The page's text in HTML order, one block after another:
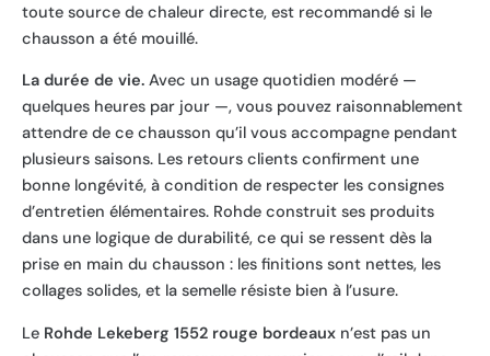
toute source de chaleur directe, est recommandé si le
chausson a été mouillé.
La durée de vie. Avec un usage quotidien modéré —
quelques heures par jour —, vous pouvez raisonnablement
attendre de ce chausson qu’il vous accompagne pendant
plusieurs saisons. Les retours clients confirment une
bonne longévité, à condition de respecter les consignes
d’entretien élémentaires. Rohde construit ses produits
dans une logique de durabilité, ce qui se ressent dès la
prise en main du chausson : les finitions sont nettes, les
collages solides, et la semelle résiste bien à l’usure.
Le Rohde Lekeberg 1552 rouge bordeaux n’est pas un